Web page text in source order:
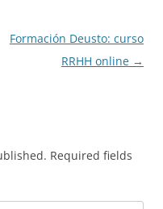
Formación Deusto: curso
RRHH online →
Required fields